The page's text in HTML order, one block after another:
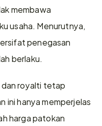
membawa
usaha. Menurutnya,
penegasan
berlaku.
dan royalti tetap
ini hanya memperjelas
harga patokan